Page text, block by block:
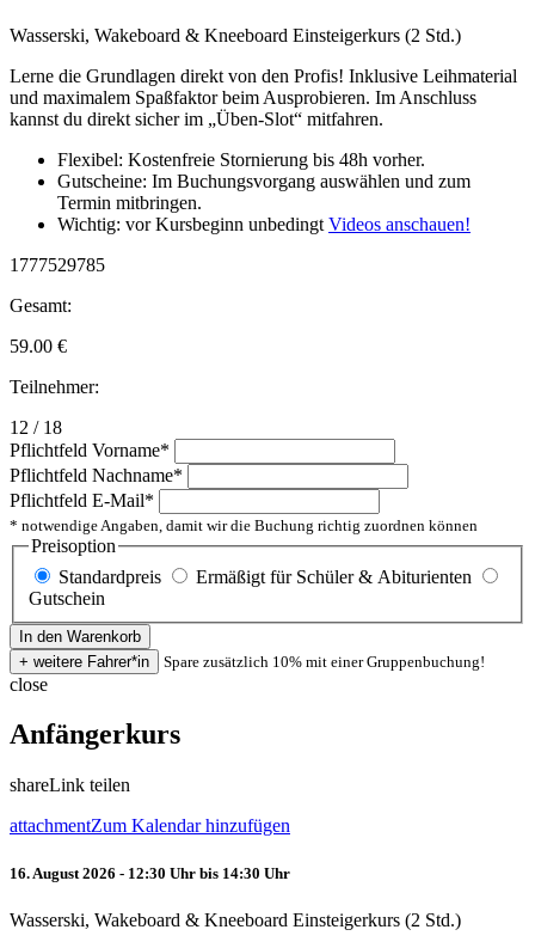
Wasserski, Wakeboard & Kneeboard Einsteigerkurs (2 Std.)
Lerne die Grundlagen direkt von den Profis! Inklusive Leihmaterial
und maximalem Spaßfaktor beim Ausprobieren. Im Anschluss
kannst du direkt sicher im „Üben-Slot“ mitfahren.
Flexibel: Kostenfreie Stornierung bis 48h vorher.
Gutscheine: Im Buchungsvorgang auswählen und zum
Termin mitbringen.
Wichtig: vor Kursbeginn unbedingt Videos anschauen!
1777529785
Gesamt:
59.00 €
Teilnehmer:
12 / 18
Pflichtfeld Vorname*
Pflichtfeld Nachname*
Pflichtfeld E-Mail*
* notwendige Angaben, damit wir die Buchung richtig zuordnen können
Preisoption
Standardpreis
Ermäßigt für Schüler & Abiturienten
Gutschein
Spare zusätzlich 10% mit einer Gruppenbuchung!
close
Anfängerkurs
shareLink teilen
attachmentZum Kalendar hinzufügen
16. August 2026 - 12:30 Uhr bis 14:30 Uhr
Wasserski, Wakeboard & Kneeboard Einsteigerkurs (2 Std.)